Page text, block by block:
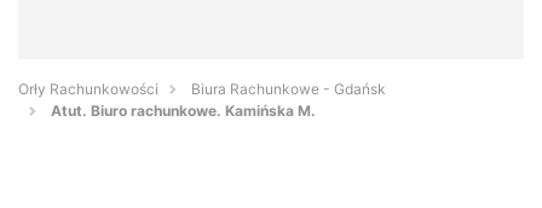
Orły Rachunkowości
Biura Rachunkowe - Gdańsk
Atut. Biuro rachunkowe. Kamińska M.